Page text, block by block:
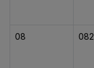
08 082